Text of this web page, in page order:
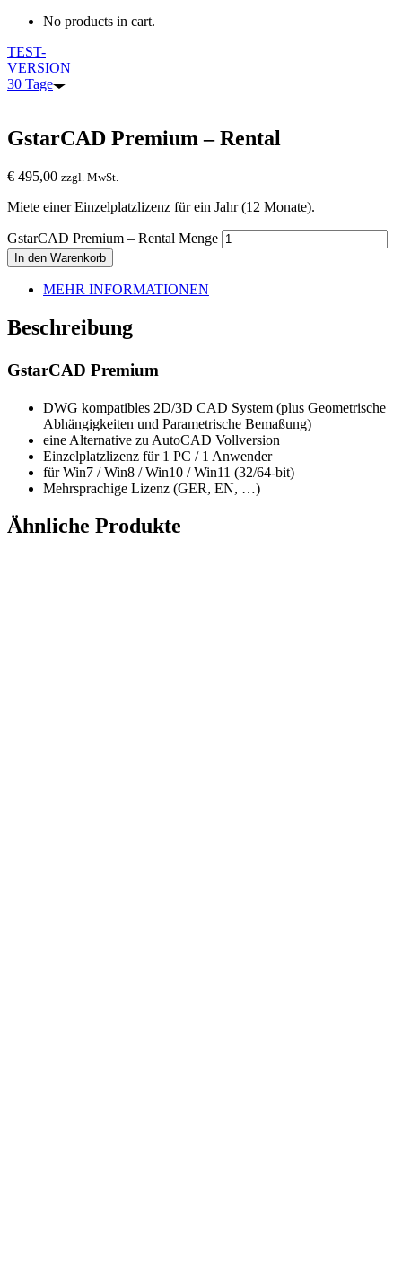
No products in cart.
TEST-
VERSION
30 Tage
GstarCAD Premium – Rental
€ 495,00 zzgl. MwSt.
Miete einer Einzelplatzlizenz für ein Jahr (12 Monate).
GstarCAD Premium – Rental Menge
In den Warenkorb
MEHR INFORMATIONEN
Beschreibung
GstarCAD Premium
DWG kompatibles 2D/3D CAD System (plus Geometrische
Abhängigkeiten und Parametrische Bemaßung)
eine Alternative zu AutoCAD Vollversion
Einzelplatzlizenz für 1 PC / 1 Anwender
für Win7 / Win8 / Win10 / Win11 (32/64-bit)
Mehrsprachige Lizenz (GER, EN, …)
Ähnliche Produkte